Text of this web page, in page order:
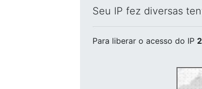
Seu IP fez diversas
Para liberar o acesso do IP